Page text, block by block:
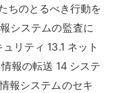
ちのとるべき行動を
システムの監査に
リティ 13.1 ネット
報の転送 14 システ
報システムのセキ